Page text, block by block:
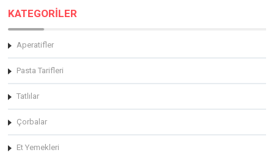
KATEGORİLER
Aperatifler
Pasta Tarifleri
Tatlılar
Çorbalar
Et Yemekleri